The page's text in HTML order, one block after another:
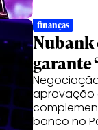
finanças
Nubank
garante
aprovação
banco no